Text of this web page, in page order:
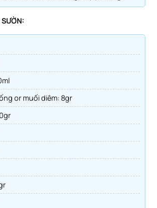
SƯỜN:
or muối diêm: 8gr